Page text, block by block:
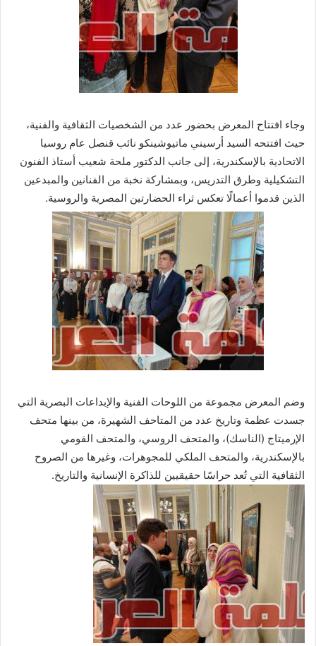
وجاء افتتاح المعرض بحضور عدد من الشخصيات الثقافية والفنية،
حيث افتتحه السيد أرسيني ماتيوشينكو نائب قنصل عام روسيا
الاتحادية بالإسكندرية، إلى جانب الدكتور ملحة شعيب أستاذ الفنون
التشكيلية وطرق التدريس، وبمشاركة نخبة من الفنانين والمبدعين
الذين قدموا أعمالًا تعكس ثراء الحضارتين المصرية والروسية.
وضم المعرض مجموعة من اللوحات الفنية والإبداعات البصرية التي
جسدت عظمة وتاريخ عدد من المتاحف الشهيرة، من بينها متحف
الإرميتاج (الناسك)، والمتحف الروسي، والمتحف القومي
بالإسكندرية، والمتحف الملكي للمجوهرات، وغيرها من الصروح
الثقافية التي تُعد حراسًا حقيقيين للذاكرة الإنسانية والتاريخ.